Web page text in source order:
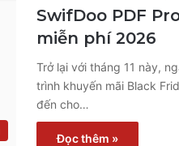
SwifDoo PDF
miễn phí 2026
Trở lại với tháng 11 này,
trình khuyến mãi Black
đến cho…
Đọc thêm »